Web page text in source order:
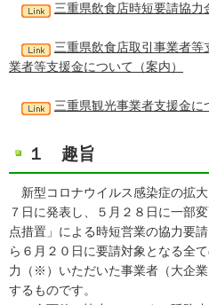
三重県飲食店時短要請協力
三重県飲食店取引事業者
業者等支援金について（案内）
三重県観光事業者支援金に
１ 趣旨
新型コロナウイルス感染症の拡
７日に発表し、５月２８日に一部
点措置」による時短営業の協力要
ら６月２０日に要請対象となる全
力（※）いただいた事業者（大企
するものです。